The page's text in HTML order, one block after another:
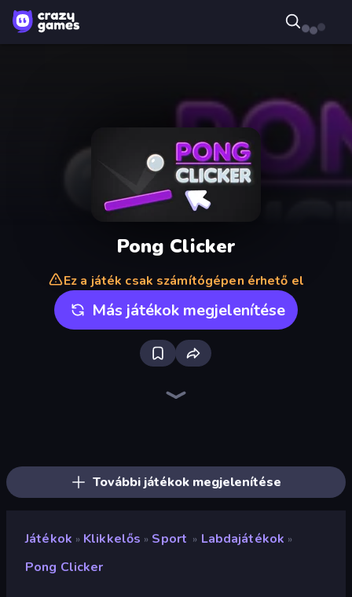
Pong Clicker
Ez a játék csak számítógépen érhető el
Más játékok megjelenítése
További játékok megjelenítése
Játékok » Klikkelős » Sport » Labdajátékok »
Pong Clicker